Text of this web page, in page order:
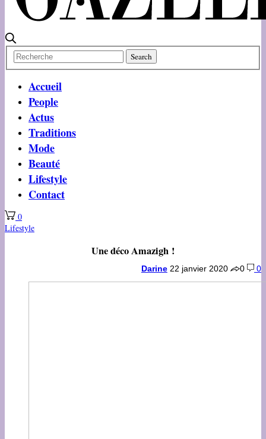
Accueil
People
Actus
Traditions
Mode
Beauté
Lifestyle
Contact
0
Lifestyle
Une déco Amazigh !
Darine 22 janvier 2020 0 0